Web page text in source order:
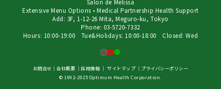
Salon de Melissa
Extensive Menu Options • Medical Partnership Health Support
Add: 3F, 1-12-26 Mita, Meguro-ku, Tokyo
Phone: 03-5720-7332
Hours: 10:00-19:00 Tue&Holidays: 10:00-18:00 Closed: Wed
お問合せ ｜会社概要 ｜採用情報 ｜サイトマップ｜ プライバシーポリシー
© 1992-2025 Optimum Health Corporation.